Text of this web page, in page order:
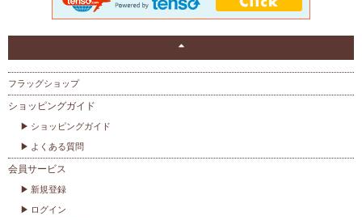
フラッグショップ
ショッピングガイド
ショッピングガイド
よくある質問
会員サービス
新規登録
ログイン